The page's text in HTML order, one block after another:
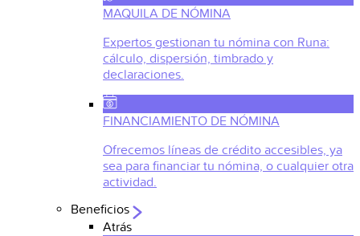
MAQUILA DE NÓMINA
Expertos gestionan tu nómina con Runa:
cálculo, dispersión, timbrado y
declaraciones.
FINANCIAMIENTO DE NÓMINA
Ofrecemos líneas de crédito accesibles, ya
sea para financiar tu nómina, o cualquier otra
actividad.
Beneficios
Atrás